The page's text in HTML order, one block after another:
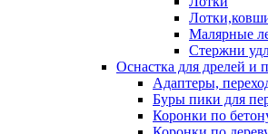
Малярные
Стержни
Оснастка для дрелей и
Адаптеры,
Буры пики для
Коронки по